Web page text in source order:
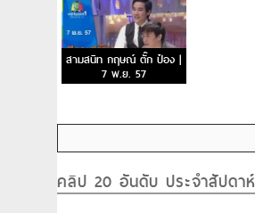
สามสนิท กฤษณ์ ตั๊ก ป๋อง |
7 พ.ย. 57
คลิป 20 อันดับ ประจำสัปดาห์